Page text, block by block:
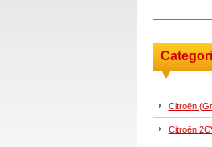
Citroën
Citroën